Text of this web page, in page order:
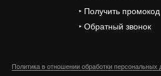
Политика в отношении обработки персональных
‣ Обратный звонок
‣ Получить промокод